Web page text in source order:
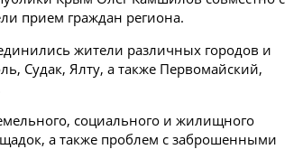
прием граждан региона.
жители различных городов и
Судак, Ялту, а также Первомайский,
социального и жилищного
а также проблем с заброшенными